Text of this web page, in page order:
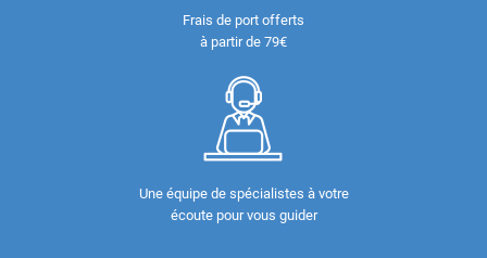
Frais de port offerts
à partir de 79€
Une équipe de spécialistes à votre
écoute pour vous guider